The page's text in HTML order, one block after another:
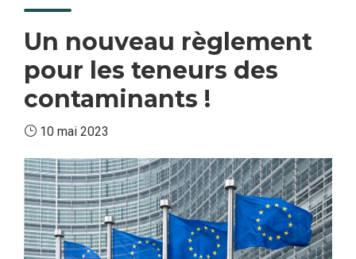
Un nouveau règlement
pour les teneurs des
contaminants !
10 mai 2023